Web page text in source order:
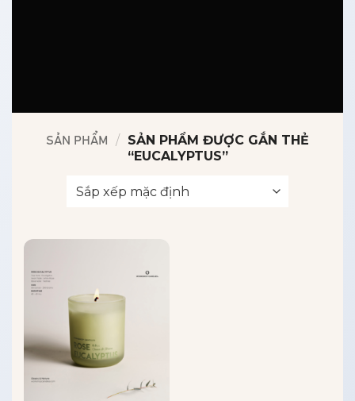
SẢN PHẨM / SẢN PHẨM ĐƯỢC GẮN THẺ
“EUCALYPTUS”